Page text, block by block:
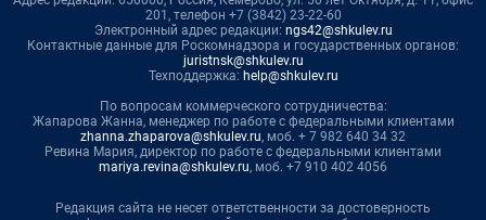
201, телефон +7 (3842) 23-22-60
Электронный адрес редакции: ngs42@shkulev.ru
Контактные данные для Роскомнадзора и государственных органов:
juristnsk@shkulev.ru
Техподдержка: help@shkulev.ru
По вопросам коммерческого сотрудничества:
Жапарова Жанна, менеджер по работе с федеральными клиентами
zhanna.zhaparova@shkulev.ru, моб. + 7 982 640 34 32
Ревина Мария, директор по работе с федеральными клиентами
mariya.revina@shkulev.ru, моб. +7 910 402 4056
Редакция сайта не несет ответственности за достоверность